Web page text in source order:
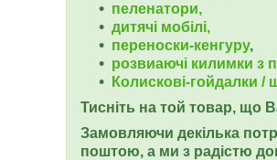
пеленатори,
дитячі мобілі,
переноски-кенгуру,
розвиаючі килимки з
Колискові-гойдалки /
Тисніть на той товар, що
Замовляючи декілька
поштою, а ми з радістю